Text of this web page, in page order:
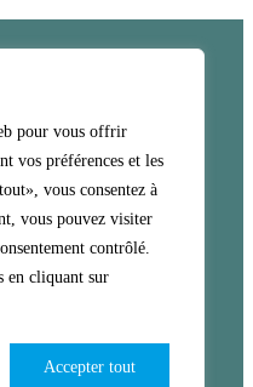
pour vous offrir
vos préférences et les
vous consentez à
vous pouvez visiter
contrôlé.
en cliquant sur
Accepter tout